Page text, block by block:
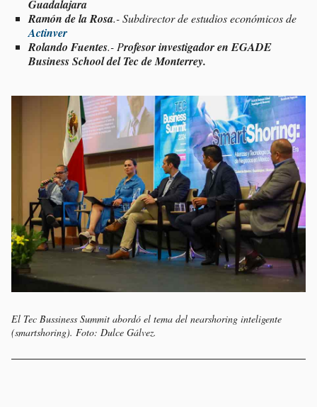
Guadalajara
Ramón de la Rosa.- Subdirector de estudios económicos de
Actinver
Rolando Fuentes.- Profesor investigador en EGADE
Business School del Tec de Monterrey.
El Tec Bussiness Summit abordó el tema del nearshoring inteligente
(smartshoring). Foto: Dulce Gálvez.